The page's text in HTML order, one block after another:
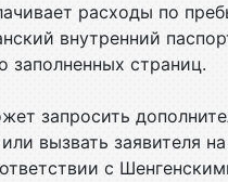
расходы по
внутренний
заполненных страниц.
запросить
вызвать заявителя на
с